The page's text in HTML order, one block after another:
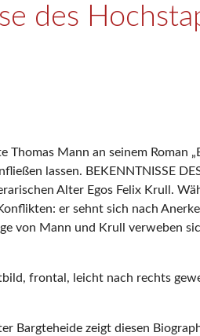
des
Thomas Mann an seinem
lassen. BEKENNTNISSE
Alter Egos Felix Krull.
er sehnt sich nach
von Mann und Krull verweben
frontal, leicht nach rechts
Bargteheide zeigt diesen